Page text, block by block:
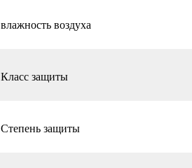
влажность воздуха
Класс защиты
Степень защиты